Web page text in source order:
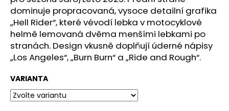
dominuje propracovaná, vysoce detailní grafika
„Hell Rider“, které vévodí lebka v motocyklové
helmě lemovaná dvěma menšími lebkami po
stranách. Design vkusně doplňují úderné nápisy
„Los Angeles“, „Burn Burn“ a „Ride and Rough“.
VARIANTA
D
o
p
o
r
u
č
u